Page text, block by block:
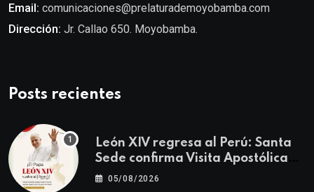
Email: comunicaciones@prelaturademoyobamba.com
Dirección: Jr. Callao 650. Moyobamba.
Posts recientes
León XIV regresa al Perú: Santa
Sede confirma Visita Apostólica
del 11 al 17 de noviembre
05/08/2026